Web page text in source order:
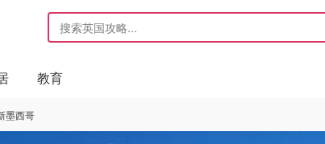
教育
墨西哥